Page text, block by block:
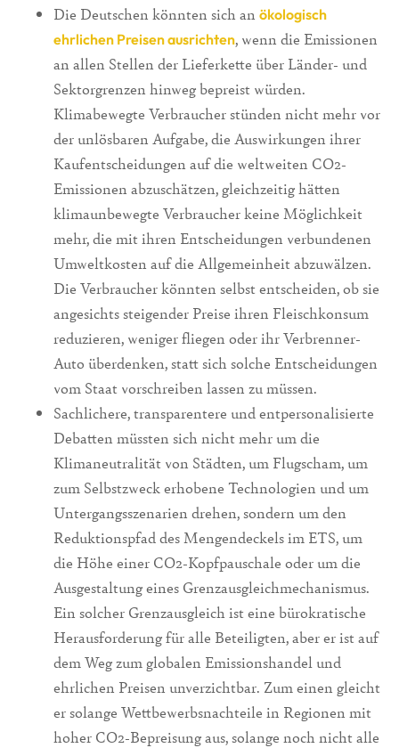
Die Deutschen könnten sich an ökologisch
ehrlichen Preisen ausrichten, wenn die Emissionen
an allen Stellen der Lieferkette über Länder- und
Sektorgrenzen hinweg bepreist würden.
Klimabewegte Verbraucher stünden nicht mehr vor
der unlösbaren Aufgabe, die Auswirkungen ihrer
Kaufentscheidungen auf die weltweiten CO2-
Emissionen abzuschätzen, gleichzeitig hätten
klimaunbewegte Verbraucher keine Möglichkeit
mehr, die mit ihren Entscheidungen verbundenen
Umweltkosten auf die Allgemeinheit abzuwälzen.
Die Verbraucher könnten selbst entscheiden, ob sie
angesichts steigender Preise ihren Fleischkonsum
reduzieren, weniger fliegen oder ihr Verbrenner-
Auto überdenken, statt sich solche Entscheidungen
vom Staat vorschreiben lassen zu müssen.
Sachlichere, transparentere und entpersonalisierte
Debatten müssten sich nicht mehr um die
Klimaneutralität von Städten, um Flugscham, um
zum Selbstzweck erhobene Technologien und um
Untergangsszenarien drehen, sondern um den
Reduktionspfad des Mengendeckels im ETS, um
die Höhe einer CO2-Kopfpauschale oder um die
Ausgestaltung eines Grenzausgleichmechanismus.
Ein solcher Grenzausgleich ist eine bürokratische
Herausforderung für alle Beteiligten, aber er ist auf
dem Weg zum globalen Emissionshandel und
ehrlichen Preisen unverzichtbar. Zum einen gleicht
er solange Wettbewerbsnachteile in Regionen mit
hoher CO2-Bepreisung aus, solange noch nicht alle